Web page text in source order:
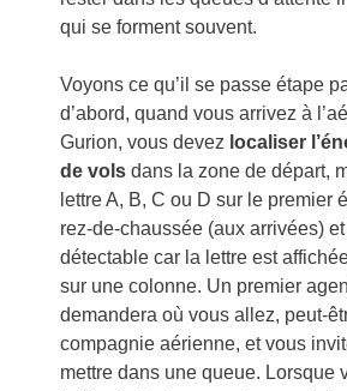
qui se forment souvent.
Voyons ce qu’il se passe étape
d’abord, quand vous arrivez à
Gurion, vous devez localiser
de vols dans la zone de départ,
lettre A, B, C ou D sur le premier
rez-de-chaussée (aux arrivées)
détectable car la lettre est
sur une colonne. Un premier
demandera où vous allez, peut-
compagnie aérienne, et vous
mettre dans une queue. Lorsque